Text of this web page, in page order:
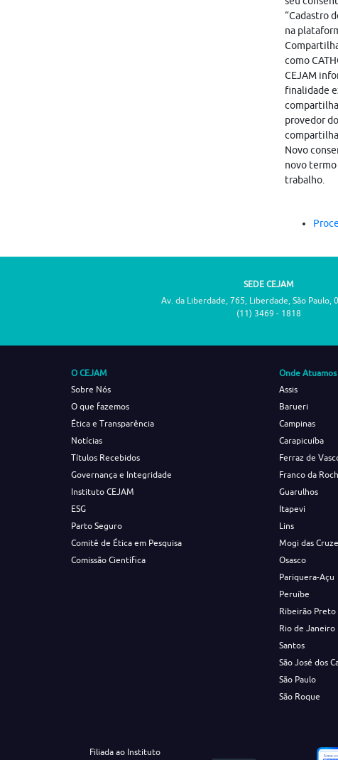
“Cadastro
na
como
CEJAM
finalidade
provedor
Novo
novo termo
trabalho.
SEDE CEJAM
Av. da Liberdade, 765, Liberdade, São Paulo,
(11) 3469 - 1818
O CEJAM
Sobre Nós
O que fazemos
Ética e Transparência
Notícias
Títulos Recebidos
Governança e Integridade
Instituto CEJAM
ESG
Parto Seguro
Comitê de Ética em Pesquisa
Comissão Científica
Onde Atuamos
Assis
Barueri
Campinas
Carapicuíba
Ferraz de
Franco da
Guarulhos
Itapevi
Lins
Mogi das
Osasco
Pariquera-Açu
Peruíbe
Ribeirão Preto
Rio de Janeiro
Santos
São José dos
São Paulo
São Roque
Filiada ao Instituto